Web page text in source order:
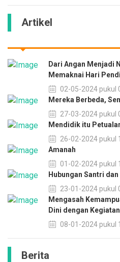
Artikel
Dari Angan Menjadi
Memaknai Hari
02-05-2024 pukul
Mereka Berbeda,
27-03-2024 pukul
Mendidik itu
26-02-2024 pukul
Amanah
01-02-2024 pukul
Hubungan Santri
23-01-2024 pukul
Mengasah
Dini dengan
08-01-2024 pukul
Berita